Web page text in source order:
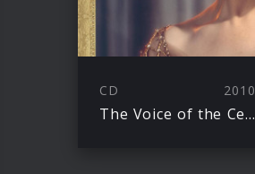
CD 2010
The Voice of the Century